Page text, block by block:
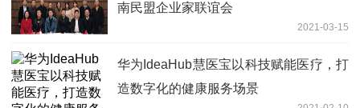
南民盟企业家联谊会
2021-03-15
华为IdeaHub慧医宝以科技赋能医疗，打
造数字化的健康服务场景